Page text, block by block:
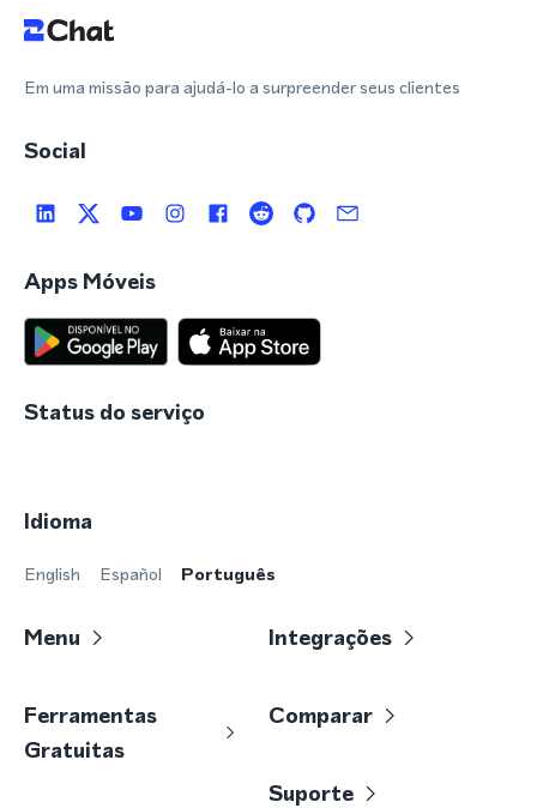
Em uma missão para ajudá-lo a surpreender seus clientes
Social
Apps Móveis
Status do serviço
Idioma
English Español Português
Menu Integrações
Ferramentas
Gratuitas
Comparar
Suporte